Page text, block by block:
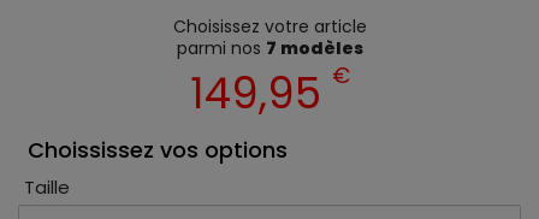
Choisissez votre article
parmi nos 7 modèles
149,95 €
Choississez vos options
Taille